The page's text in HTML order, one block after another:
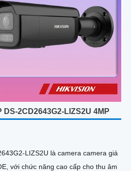
DS-2CD2643G2-LIZS2U 4MP
LIZS2U là camera camera giá
với chức năng cao cấp cho thu âm